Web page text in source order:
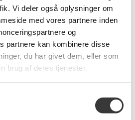
Vi deler også oplysninger om
med vores partnere inden
og
partnere kan kombinere disse
du har givet dem, eller som
brug af deres tjenester.